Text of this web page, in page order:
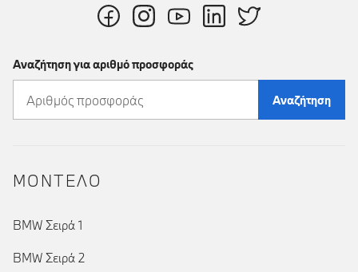
Αναζήτηση για αριθμό προσφοράς
Αναζήτηση
ΜΟΝΤΕΛΟ
BMW Σειρά 1
BMW Σειρά 2